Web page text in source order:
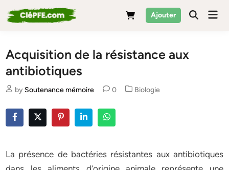
to
Ajouter
Acquisition de la résistance aux
antibiotiques
by Soutenance mémoire 0
Posted
Biologie
La présence de bactéries résistantes aux antibiotiques